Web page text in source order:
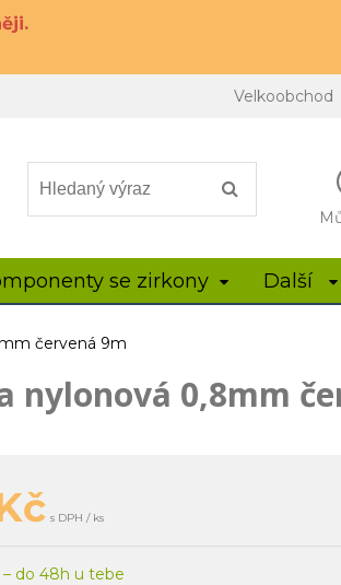
Velkoobchod
se zirkony Další
červená 9m
nylonová 0,8mm
s DPH / ks
do 48h u tebe